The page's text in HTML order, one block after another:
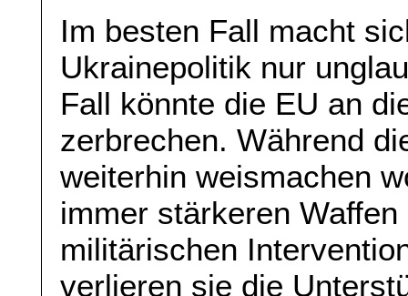
Im besten Fall macht
Ukrainepolitik nur
Fall könnte die EU an
zerbrechen. Während
weiterhin weismachen
immer stärkeren
militärischen
verlieren sie die